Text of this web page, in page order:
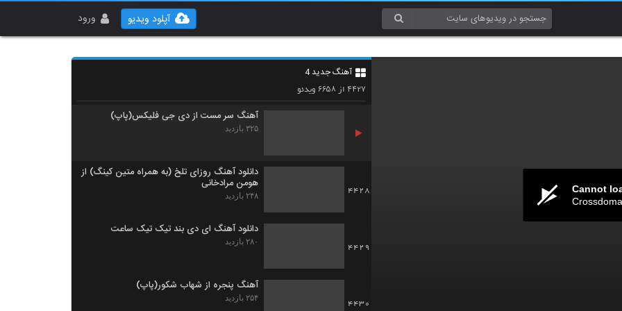
ورود آپلود ویدیو
Cannot
آهنگ جدید 4
۴۴۲۷ از ۶۶۵۸ویدئو
4426
دانلود آهنگ عابد طهماسبی یکی یه دونه (Abed
آهنگ سر مست از دی جی فلیکس(پاپ)
۳۲۵ بازدید
4428
دانلود آهنگ روزای تلخ (به همراه متین کینگ) از
هومن مرادخانی
۲۴۸ بازدید
4429
دانلود آهنگ ای دی بند تیک تیک ساعت
۲۸۰ بازدید
4430
آهنگ پنجره از شهاب شکور(پاپ)
۲۵۴ بازدید